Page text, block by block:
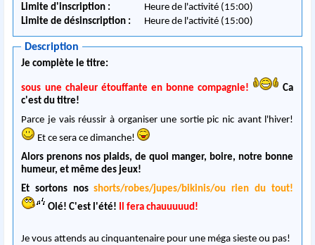
Limite d'inscription :
Heure de l'activité (15:00)
Limite de désinscription :
Heure de l'activité (15:00)
Description
Je complète le titre:
sous une chaleur étouffante en bonne compagnie!
Ca
c'est du titre!
Parce je vais réussir à organiser une sortie pic nic avant l'hiver!
Et ce sera ce dimanche!
Alors prenons nos plaids, de quoi manger, boire, notre bonne
humeur, et même des jeux!
Et sortons nosshorts/robes/jupes/bikinis/ou rien du tout!
Olé! C'est l'été!
Il fera chauuuuud!
Je vous attends au cinquantenaire pour une méga sieste ou pas!